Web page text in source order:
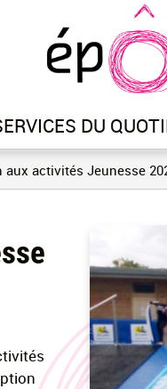
DU
activités Jeunesse